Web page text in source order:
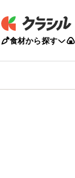
食材から探す